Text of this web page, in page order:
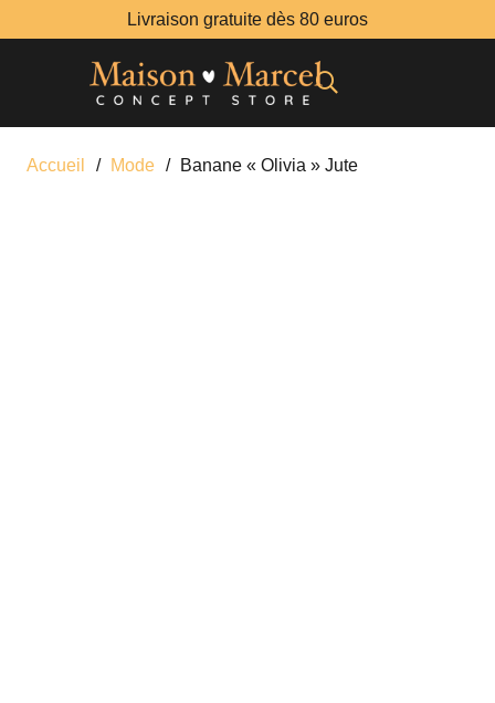
Livraison gratuite dès 80 euros
Accueil / Mode / Banane « Olivia » Jute